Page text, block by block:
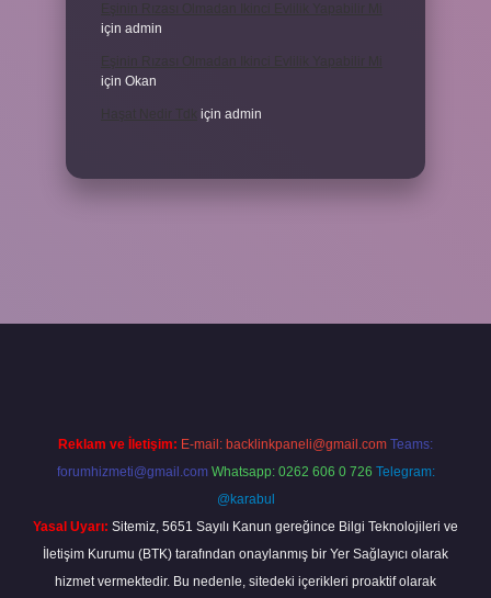
için admin
için Okan
için admin
Reklam ve İletişim: E-mail: backlinkpaneli@gmail.com Teams:
forumhizmeti@gmail.com Whatsapp: 0262 606 0 726 Telegram:
@karabul
Yasal Uyarı: Sitemiz, 5651 Sayılı Kanun gereğince Bilgi Teknolojileri ve
İletişim Kurumu (BTK) tarafından onaylanmış bir Yer Sağlayıcı olarak
hizmet vermektedir. Bu nedenle, sitedeki içerikleri proaktif olarak